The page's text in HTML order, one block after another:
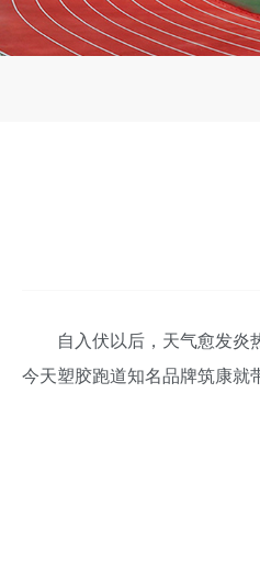
自入伏以后，天气愈发炎
今天塑胶跑道知名品牌筑康就